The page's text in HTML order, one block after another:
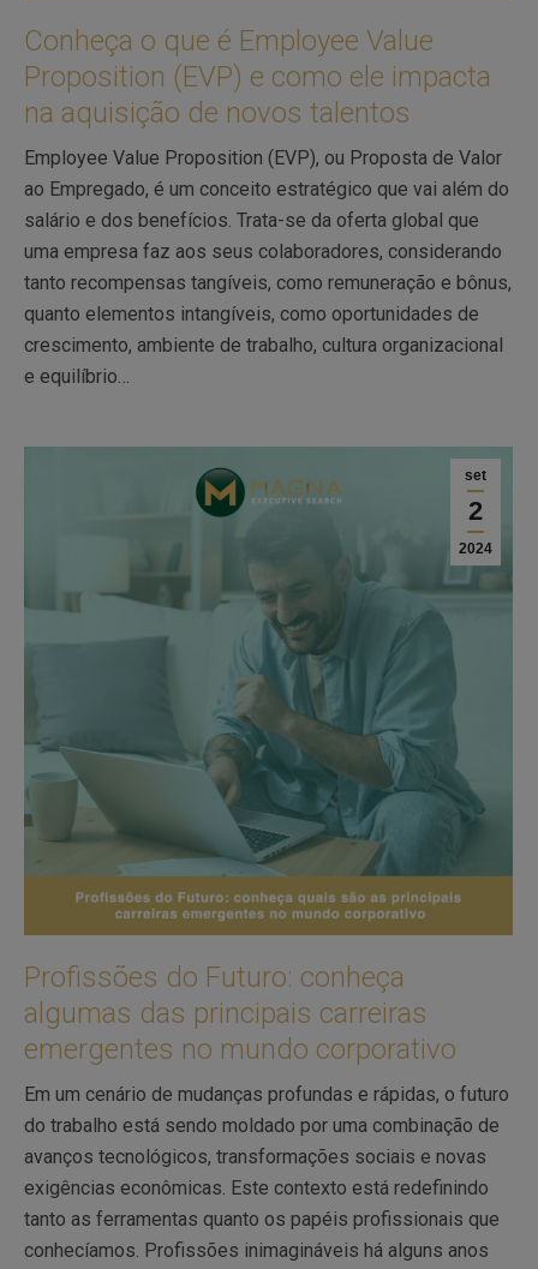
Conheça o que é Employee Value
Proposition (EVP) e como ele impacta
na aquisição de novos talentos
Employee Value Proposition (EVP), ou Proposta de Valor
ao Empregado, é um conceito estratégico que vai além do
salário e dos benefícios. Trata-se da oferta global que
uma empresa faz aos seus colaboradores, considerando
tanto recompensas tangíveis, como remuneração e bônus,
quanto elementos intangíveis, como oportunidades de
crescimento, ambiente de trabalho, cultura organizacional
e equilíbrio…
set
2
2024
Profissões do Futuro: conheça
algumas das principais carreiras
emergentes no mundo corporativo
Em um cenário de mudanças profundas e rápidas, o futuro
do trabalho está sendo moldado por uma combinação de
avanços tecnológicos, transformações sociais e novas
exigências econômicas. Este contexto está redefinindo
tanto as ferramentas quanto os papéis profissionais que
conhecíamos. Profissões inimagináveis há alguns anos